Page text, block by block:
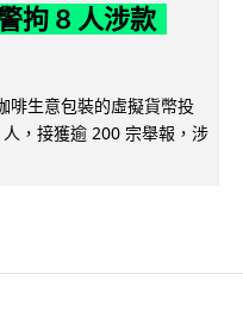
拘 8 人涉款
啡生意包裝的虛擬貨幣投
，接獲逾 200 宗舉報，涉